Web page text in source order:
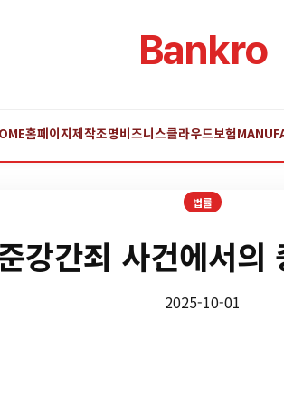
Bankro
홈페이지제작조명비즈니스클라우드보험
법률
강간죄 사건에서의
2025-10-01